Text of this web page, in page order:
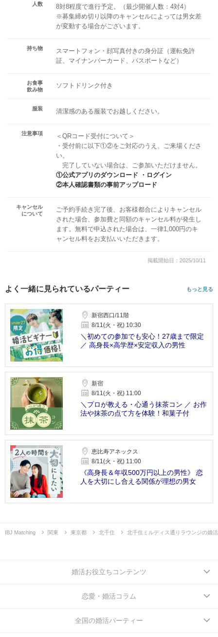
人数
8対8程度で進行予定。（最少開催人数：4対4）
※募集締め切り以降のキャンセルによっては男女差
が変動する場合がございます。
持ち物
スマートフォン・顔写真付きの身分証（運転免許
証、マイナンバーカード、パスポートなど）
お食事
飲み物
ソフトドリンク付き
服装 清潔感のある服装でお越しください。
注意事項
＜QRコード受付について＞
・受付前に以下①②をご対応のうえ、ご来場くださ
い。
完了していない場合は、ご参加いただけません。
①公式アプリのダウンロード ・ログイン
②本人確認書類の事前アップロード
キャンセル
について
ご予約手続き完了後、お客様都合によりキャンセル
された場合、参加費と同額のキャンセル料が発生し
ます。無料で申込された場合は、一律1,000円のキ
ャンセル料をお支払いいただきます。
掲載開始日：2025/10/11
よく一緒に見られているパーティー もっと見る
新宿西口/11階
8/11(火・祝) 10:30
＼初めての参加でも安心！27歳まで限定
／ 高身長×高学歴×安定収入の男性
新宿
8/11(火・祝) 11:00
＼プロが教える・心通う抹茶コン ／ お作
法や抹茶の点て方を体験！和菓子付
恵比寿アネックス
8/11(火・祝) 11:00
《高身長＆年収500万円以上の男性》 恋
人を大切にし合える関係が理想の男女
IBJ Matching 関東 東京都 北千住 北千住ミルディス通りラウンジの婚
婚活お役立ちコンテンツ
恋愛・婚活コラム
全国の婚活パーティー